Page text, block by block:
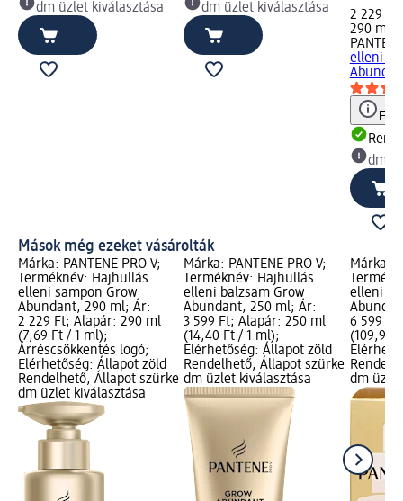
dm üzlet kiválasztása
dm üzlet kiválasztása
2 229 Ft
290 ml
elleni
dm
Mások még ezeket vásárolták
Márka: PANTENE PRO-V;
Terméknév: Hajhullás
elleni sampon Grow
Abundant, 290 ml; Ár:
2 229 Ft; Alapár: 290 ml
(7,69 Ft / 1 ml);
Árréscsökkentés logó;
Elérhetőség: Állapot zöld
Rendelhető, Állapot szürke
dm üzlet kiválasztása
Márka: PANTENE PRO-V;
Terméknév: Hajhullás
elleni balzsam Grow
Abundant, 250 ml; Ár:
3 599 Ft; Alapár: 250 ml
(14,40 Ft / 1 ml);
Elérhetőség: Állapot zöld
Rendelhető, Állapot szürke
dm üzlet kiválasztása
Márka:
elleni
6 599
(109,98
dm